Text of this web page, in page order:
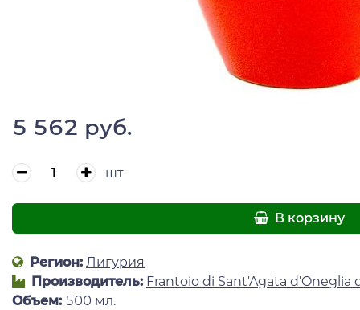
5 562 руб.
шт
В корзину
Регион: Лигурия
Производитель: Frantoio di Sant'Agata d'Oneglia
Объем: 500 мл.